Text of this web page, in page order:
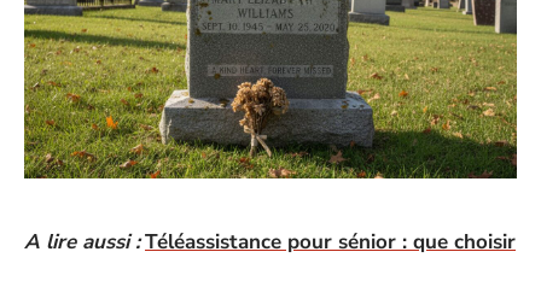
A lire aussi :Téléassistance pour sénior : que choisir